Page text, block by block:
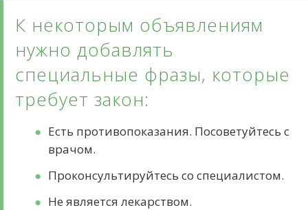
К некоторым объявлениям
нужно добавлять
специальные фразы, которые
требует закон:
Есть противопоказания. Посоветуйтесь с
врачом.
Проконсультируйтесь со специалистом.
Не является лекарством.